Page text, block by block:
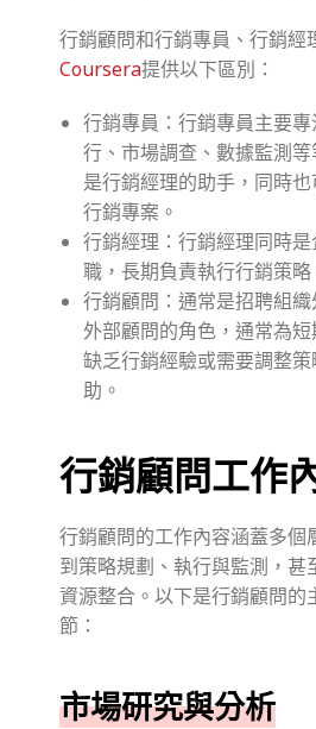
行銷顧問和行銷專員、行銷經
Coursera提供以下區別：
行銷專員：行銷專員主要
行、市場調查、數據監測
是行銷經理的助手，同時
行銷專案。
行銷經理：行銷經理同時
職，長期負責執行行銷策略
行銷顧問：通常是招聘組
外部顧問的角色，通常為
缺乏行銷經驗或需要調整
助。
行銷顧問工作
行銷顧問的工作內容涵蓋多個
到策略規劃、執行與監測，甚
資源整合。以下是行銷顧問的
節：
市場研究與分析